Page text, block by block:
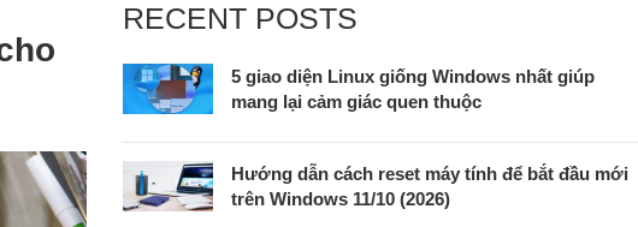
RECENT POSTS
5 giao diện Linux giống Windows nhất giúp
mang lại cảm giác quen thuộc
Hướng dẫn cách reset máy tính để bắt đầu mới
trên Windows 11/10 (2026)